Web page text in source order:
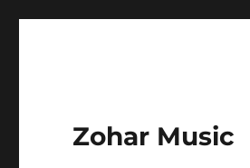
Zohar Music